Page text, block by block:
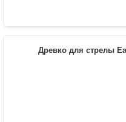
Древко для стрелы